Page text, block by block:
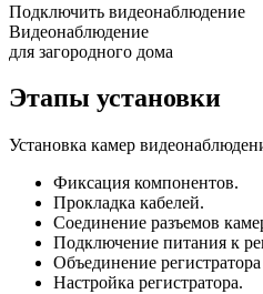
Подключить видеонаблюдение
Видеонаблюдение
для загородного дома
Этапы установки
Установка камер
Фиксация компонентов.
Прокладка кабелей.
Соединение разъемов
Подключение питания к
Объединение
Настройка регистратора.